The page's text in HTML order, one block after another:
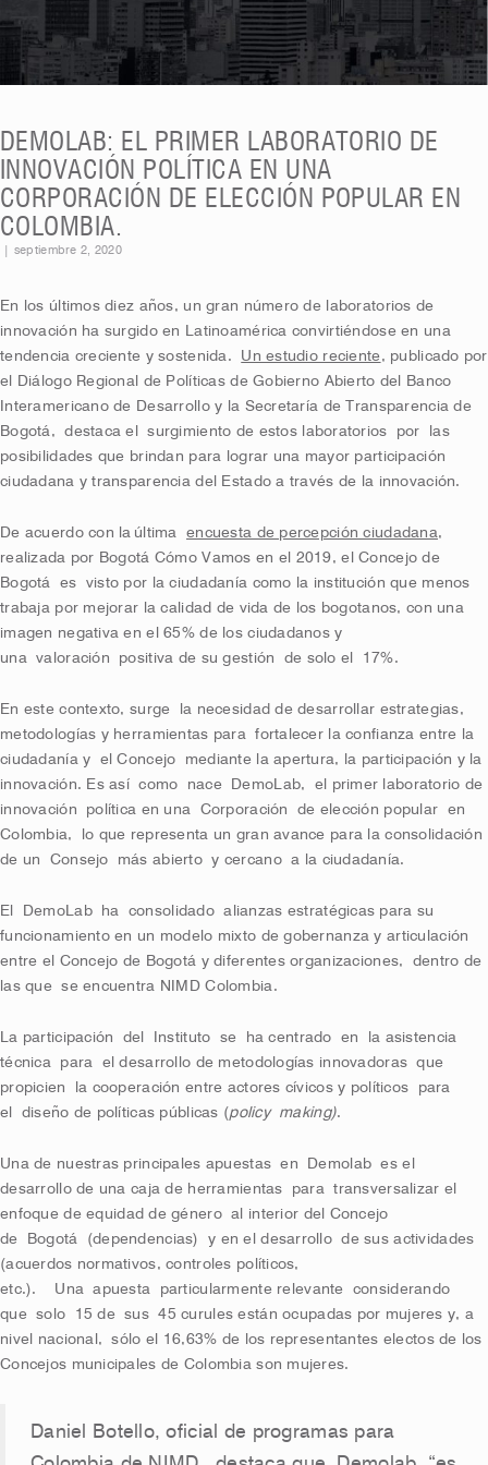
DEMOLAB: EL PRIMER LABORATORIO DE
INNOVACIÓN POLÍTICA EN UNA
CORPORACIÓN DE ELECCIÓN POPULAR EN
COLOMBIA.
septiembre 2, 2020
En los últimos diez años, un gran número de laboratorios de
innovación ha surgido en Latinoamérica convirtiéndose en una
tendencia creciente y sostenida. Un estudio reciente, publicado por
el Diálogo Regional de Políticas de Gobierno Abierto del Banco
Interamericano de Desarrollo y la Secretaría de Transparencia de
Bogotá,destaca el surgimiento de estos laboratorios por las
posibilidades que brindan para lograr una mayor participación
ciudadana y transparencia del Estado a través de la innovación.
De acuerdo con la últimaencuesta de percepción ciudadana,
realizada por Bogotá Cómo Vamos en el 2019, e l Concejo de
Bogotá es visto por la ciudadanía como la institución que menos
trabaja por mejorar la calidad de vida de los bogotanos, con una
imagen negativa en el 65% de los ciudadanos y
unavaloración positiva de su gestión de solo el 17%.
En este contexto, surge la necesidad de desarrollar estrategias,
metodologías y herramientas parafortalecer la confianza entre la
ciudadanía y el Concejo mediante la apertura, la participación y la
innovación. Es asícomo nace DemoLab,
el primer laboratorio de
innovación política en una Corporación de elección popular en
Colombia,
lo que representa un gran avance para la consolidación
de un
Consejo más abierto y cercanoa la ciudadanía.
El DemoLabha consolidado alianzas estratégicas para su
funcionamiento en un modelo mixto de gobernanza y articulación
entre el Concejo de Bogotá y diferentes organizaciones,
dentro de
las quese encuentra NIMD Colombia.
La participación del Instituto se ha centrado en
la asistencia
técnica
para el desarrollo de metodologías innovadorasque
propicien
la cooperación entre actores cívicos y políticos para
el diseño de políticas públicas (policy making).
Una de nuestras principales apuestas en Demolab es el
desarrollo de una caja de herramientas
paratransversalizar el
enfoque de equid ad de géneroal interior de l Concejo
de
Bogotá (dependencias) y en el desarrollo de sus actividades
(acuerdos normativos, controles políticos,
etc.). Unaapuesta particularmente relevante considerando
que solo 15 desus 45 curules están ocupadas por mujeres y, a
nivel nacional,
sólo el 16,63% de los representantes electos de los
Concejos municipales de Colombia son mujeres.
Daniel Botello, oficial de programas para